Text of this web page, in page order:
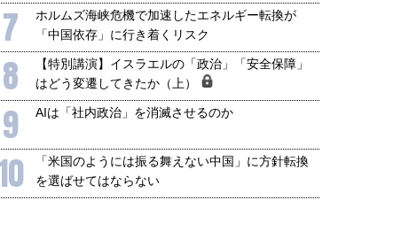
7
ホルムズ海峡危機で加速したエネルギー転換が
「中国依存」に行き着くリスク
8
【特別講演】イスラエルの「政治」「安全保障」
はどう変遷してきたか（上）
9 AIは「社内政治」を消滅させるのか
「米国のようには振る舞えない中国」に方針転換
を選ばせてはならない